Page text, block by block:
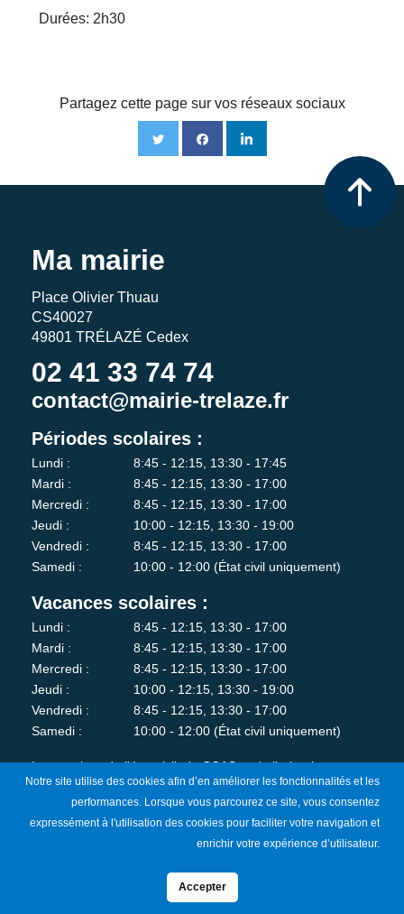
Durées: 2h30
Partagez cette page sur vos réseaux sociaux
Ma mairie
Place Olivier Thuau
CS40027
49801 TRÉLAZÉ Cedex
02 41 33 74 74
contact@mairie-trelaze.fr
Périodes scolaires :
Lundi :
8:45 - 12:15, 13:30 - 17:45
Mardi :
8:45 - 12:15, 13:30 - 17:00
Mercredi :
8:45 - 12:15, 13:30 - 17:00
Jeudi :
10:00 - 12:15, 13:30 - 19:00
Vendredi :
8:45 - 12:15, 13:30 - 17:00
Samedi :
10:00 - 12:00 (État civil uniquement)
Vacances scolaires :
Lundi :
8:45 - 12:15, 13:30 - 17:00
Mardi :
8:45 - 12:15, 13:30 - 17:00
Mercredi :
8:45 - 12:15, 13:30 - 17:00
Jeudi :
10:00 - 12:15, 13:30 - 19:00
Vendredi :
8:45 - 12:15, 13:30 - 17:00
Samedi :
10:00 - 12:00 (État civil uniquement)
Les services de l'état-civil, du CCAS et de l'urbanisme sont
fermés au public le lundi matin.
Je m'abonne à la newsletter
Notre site utilise des cookies afin d’en améliorer les fonctionnalités et les
performances. Lorsque vous parcourez ce site, vous consentez
expressément à l'utilisation des cookies pour faciliter votre navigation et
enrichir votre expérience d’utilisateur.
Accepter